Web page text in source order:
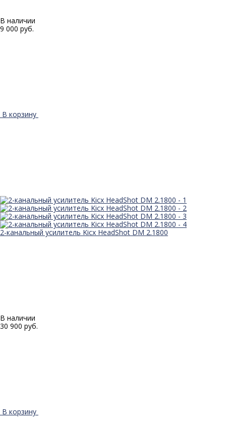
В наличии
9 000 руб.
В корзину
2-канальный усилитель Kicx HeadShot DM 2.1800
В наличии
30 900 руб.
В корзину